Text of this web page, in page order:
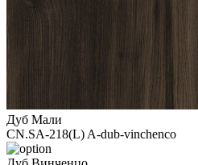
Дуб Мали
CN.SA-218(L) A-dub-vinchenco